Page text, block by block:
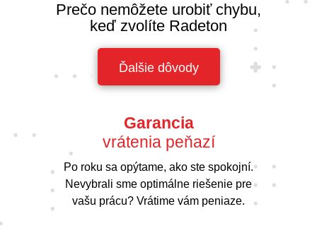
Prečo nemôžete urobiť chybu,
keď zvolíte Radeton
Ďalšie dôvody
Garancia
vrátenia peňazí
Po roku sa opýtame, ako ste spokojní.
Nevybrali sme optimálne riešenie pre
vašu prácu? Vrátime vám peniaze.